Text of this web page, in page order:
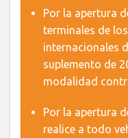
Por la apertura
terminales de
internacionales
suplemento de
modalidad
Por la apertura
realice a todo